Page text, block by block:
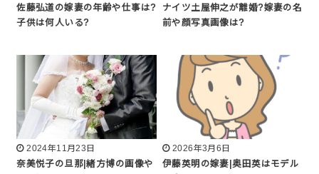
佐藤弘道の嫁妻の年齢や仕事は?
子供は何人いる?
ナイツ土屋伸之が離婚?嫁妻の名
前や顔写真画像は?
2024年11月23日
奈美悦子の旦那|緒方博の画像や
2026年3月6日
伊藤英明の嫁妻|奥田英はモデル